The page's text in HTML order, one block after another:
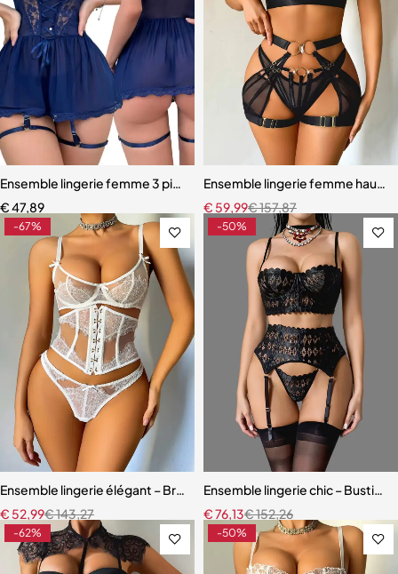
Ensemble lingerie femme 3 pièces – Soutien-gorge, culotte et
€47,89
Ensemble lingerie femme haut
€157,87
€ 59,99
-67%
Ensemble lingerie élégant – Bretelles réglables et dentelle raffinée
€143,27
€ 52,99
-50%
Ensemble lingerie chic –
€152,26
€76,13
-62% -50%